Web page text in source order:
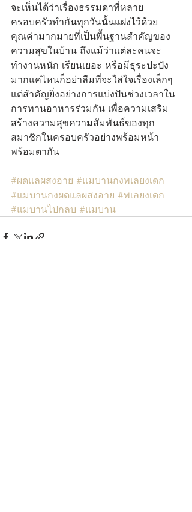
จะเห็นได้ว่าเรื่องธรรมดาที่หลาย
ครอบครัวทำกันทุกวันนั้นแฝงไว้ด้วย
คุณค่ามากมายที่เป็นพื้นฐานสำคัญของ
ความสุขในบ้าน ถึงแม้ว่าแต่ละคนจะ
ทำงานหนัก เรียนเยอะ หรือมีธุระปะปัง
มากแค่ไหนก็อย่าลืมที่จะใส่ใจเรื่องเล็กๆ
แต่สำคัญยิ่งอย่างการแบ่งปันช่วงเวลาใน
การทานอาหารร่วมกัน เพื่อความเสริม
สร้างความสุขความสัมพันธ์ของทุก
สมาชิกในครอบครัวอย่างพร้อมหน้า
พร้อมตากัน
#ผดแลผสงอาย #แมบานกงพเลยงเดก
#แมบานกงผดแลผสงอาย #พเลยงเดก
#แมบานไปกลบ #แมบาน